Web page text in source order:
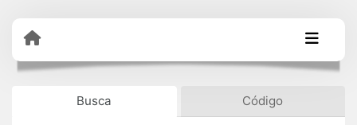
Busca Código